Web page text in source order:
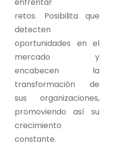
retos. Posibilita que
detecten
oportunidades en el
mercado y
encabecen la
transformación de
sus organizaciones,
promoviendo así su
crecimiento
constante.